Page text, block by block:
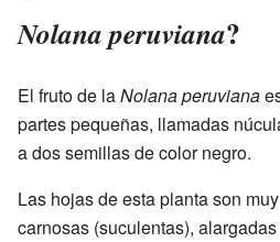
Nolana peruviana?
El fruto de laNolana peruviana
partes pequeñas, llamadas
a dos semillas de color negro.
Las hojas de esta planta son
carnosas (suculentas),